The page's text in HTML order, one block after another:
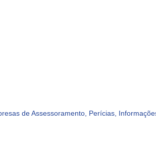
de Assessoramento, Perícias,